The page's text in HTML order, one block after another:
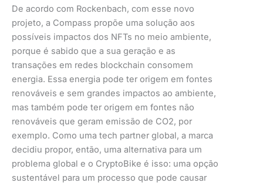
De acordo com Rockenbach, com esse novo
projeto, a Compass propõe uma solução aos
possíveis impactos dos NFTs no meio ambiente,
porque é sabido que a sua geração e as
transações em redes blockchain consomem
energia. Essa energia pode ter origem em fontes
renováveis e sem grandes impactos ao ambiente,
mas também pode ter origem em fontes não
renováveis que geram emissão de CO2, por
exemplo. Como uma tech partner global, a marca
decidiu propor, então, uma alternativa para um
problema global e o CryptoBike é isso: uma opção
sustentável para um processo que pode causar